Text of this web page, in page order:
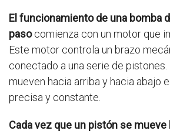
El funcionamiento de una bomba
pasocomienza con un motor que
Este motor controla un brazo
conectado a una serie de
mueven hacia arriba y hacia abajo
precisa y constante.
Cada vez que un pistón se mueve